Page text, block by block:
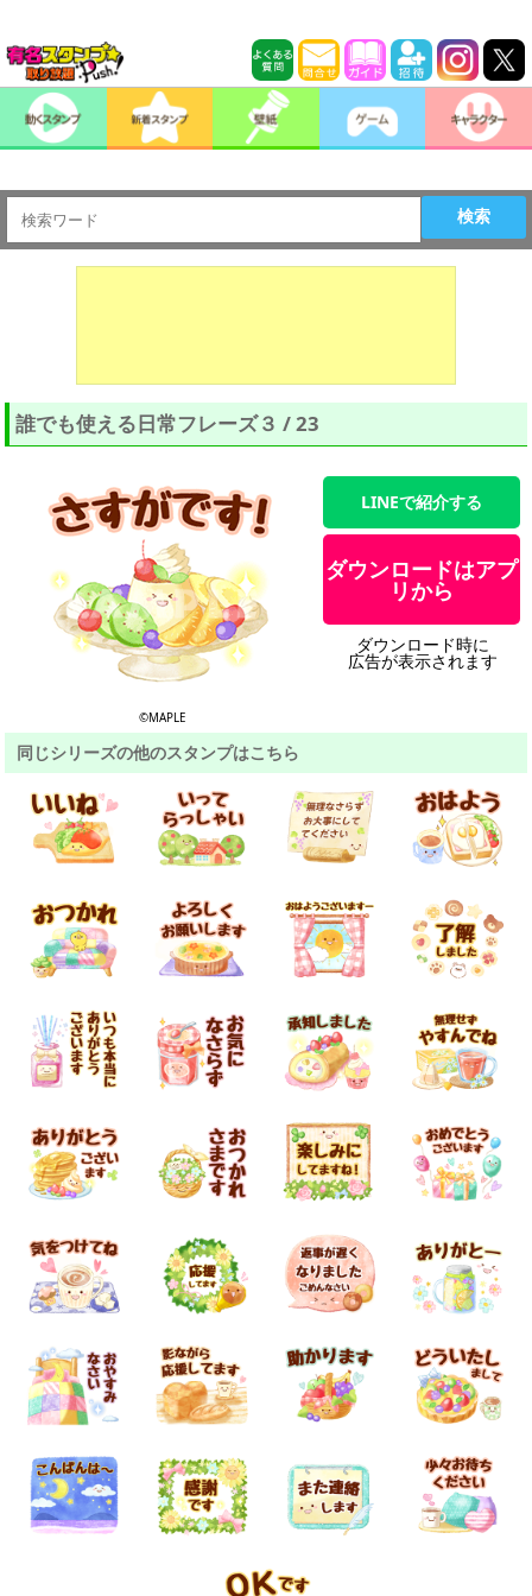
検索
誰でも使える日常フレーズ３ / 23
©MAPLE
LINEで紹介する
ダウンロードはアプ
リから
ダウンロード時に
広告が表示されます
同じシリーズの他のスタンプはこちら